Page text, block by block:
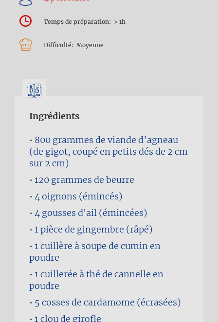
Temps de préparation > 1h
Difficulté Moyenne
Ingrédients
800 grammes de viande d’agneau
(de gigot, coupé en petits dés de 2 cm
sur 2 cm)
120 grammes de beurre
4oignons (émincés)
4 gousses d'ail (émincées)
1 pièce de gingembre (râpé)
1 cuillère à soupe de cumin en
poudre
1 cuillerée à thé de cannelle en
poudre
5 cosses de cardamome (écrasées)
1clou de girofle